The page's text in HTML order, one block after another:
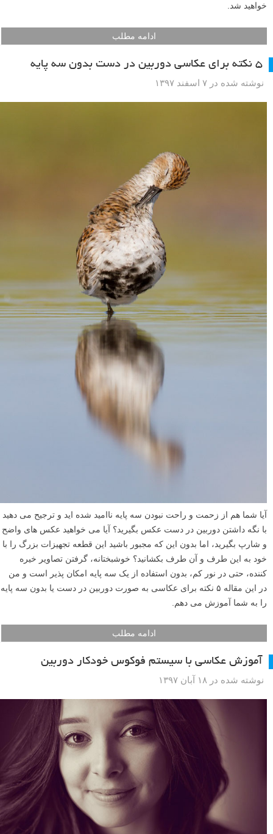
خواهید شد.
ادامه مطلب
۵ نکته برای عکاسی دوربین در دست بدون سه پایه
نوشته شده در ۷ اسفند ۱۳۹۷
آیا شما هم از زحمت و راحت نبودن سه پایه ناامید شده اید و ترجیح می دهید
با نگه داشتن دوربین در دست عکس بگیرید؟ آیا می خواهید عکس های واضح
و شارپ بگیرید، اما بدون این که مجبور باشید این قطعه تجهیزات بزرگ را با
خود به این طرف و آن طرف بکشانید؟ خوشبختانه، گرفتن تصاویر خیره
کننده، حتی در نور کم، بدون استفاده از یک سه پایه امکان پذیر است و من
در این مقاله ۵ نکته برای عکاسی به صورت دوربین در دست یا بدون سه پایه
را به شما آموزش می دهم.
ادامه مطلب
آموزش عکاسی با سیستم فوکوس خودکار دوربین
نوشته شده در ۱۸ آبان ۱۳۹۷